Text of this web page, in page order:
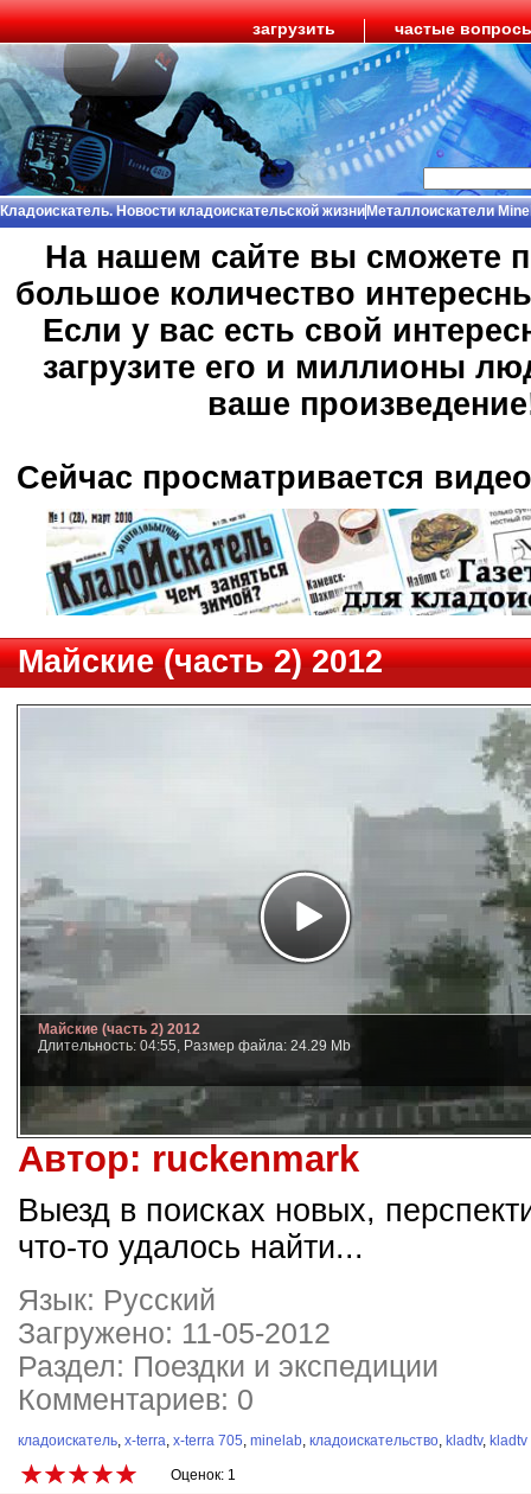
загрузить частые
Кладоискатель. Новости кладоискательской жизниМеталлоискатели
На нашем сайте вы сможете
большое количество
Если у вас есть свой
загрузите его и миллионы
ваше
Сейчас просматривается
Майские (часть 2) 2012
Майские (часть 2) 2012
Длительность: 04:55, Размер файла: 24.29 Mb
Автор: ruckenmark
Выезд в поисках новых,
что-то удалось найти...
Язык: Русский
Загружено: 11-05-2012
Раздел: Поездки и экспедиции
Комментариев: 0
кладоискатель, x-terra, x-terra 705, minelab, кладоискательство, kladtv, kladtv
Оценок: 1